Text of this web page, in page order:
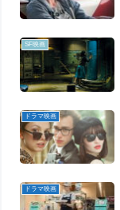
SF映画
ドラマ映画
ドラマ映画